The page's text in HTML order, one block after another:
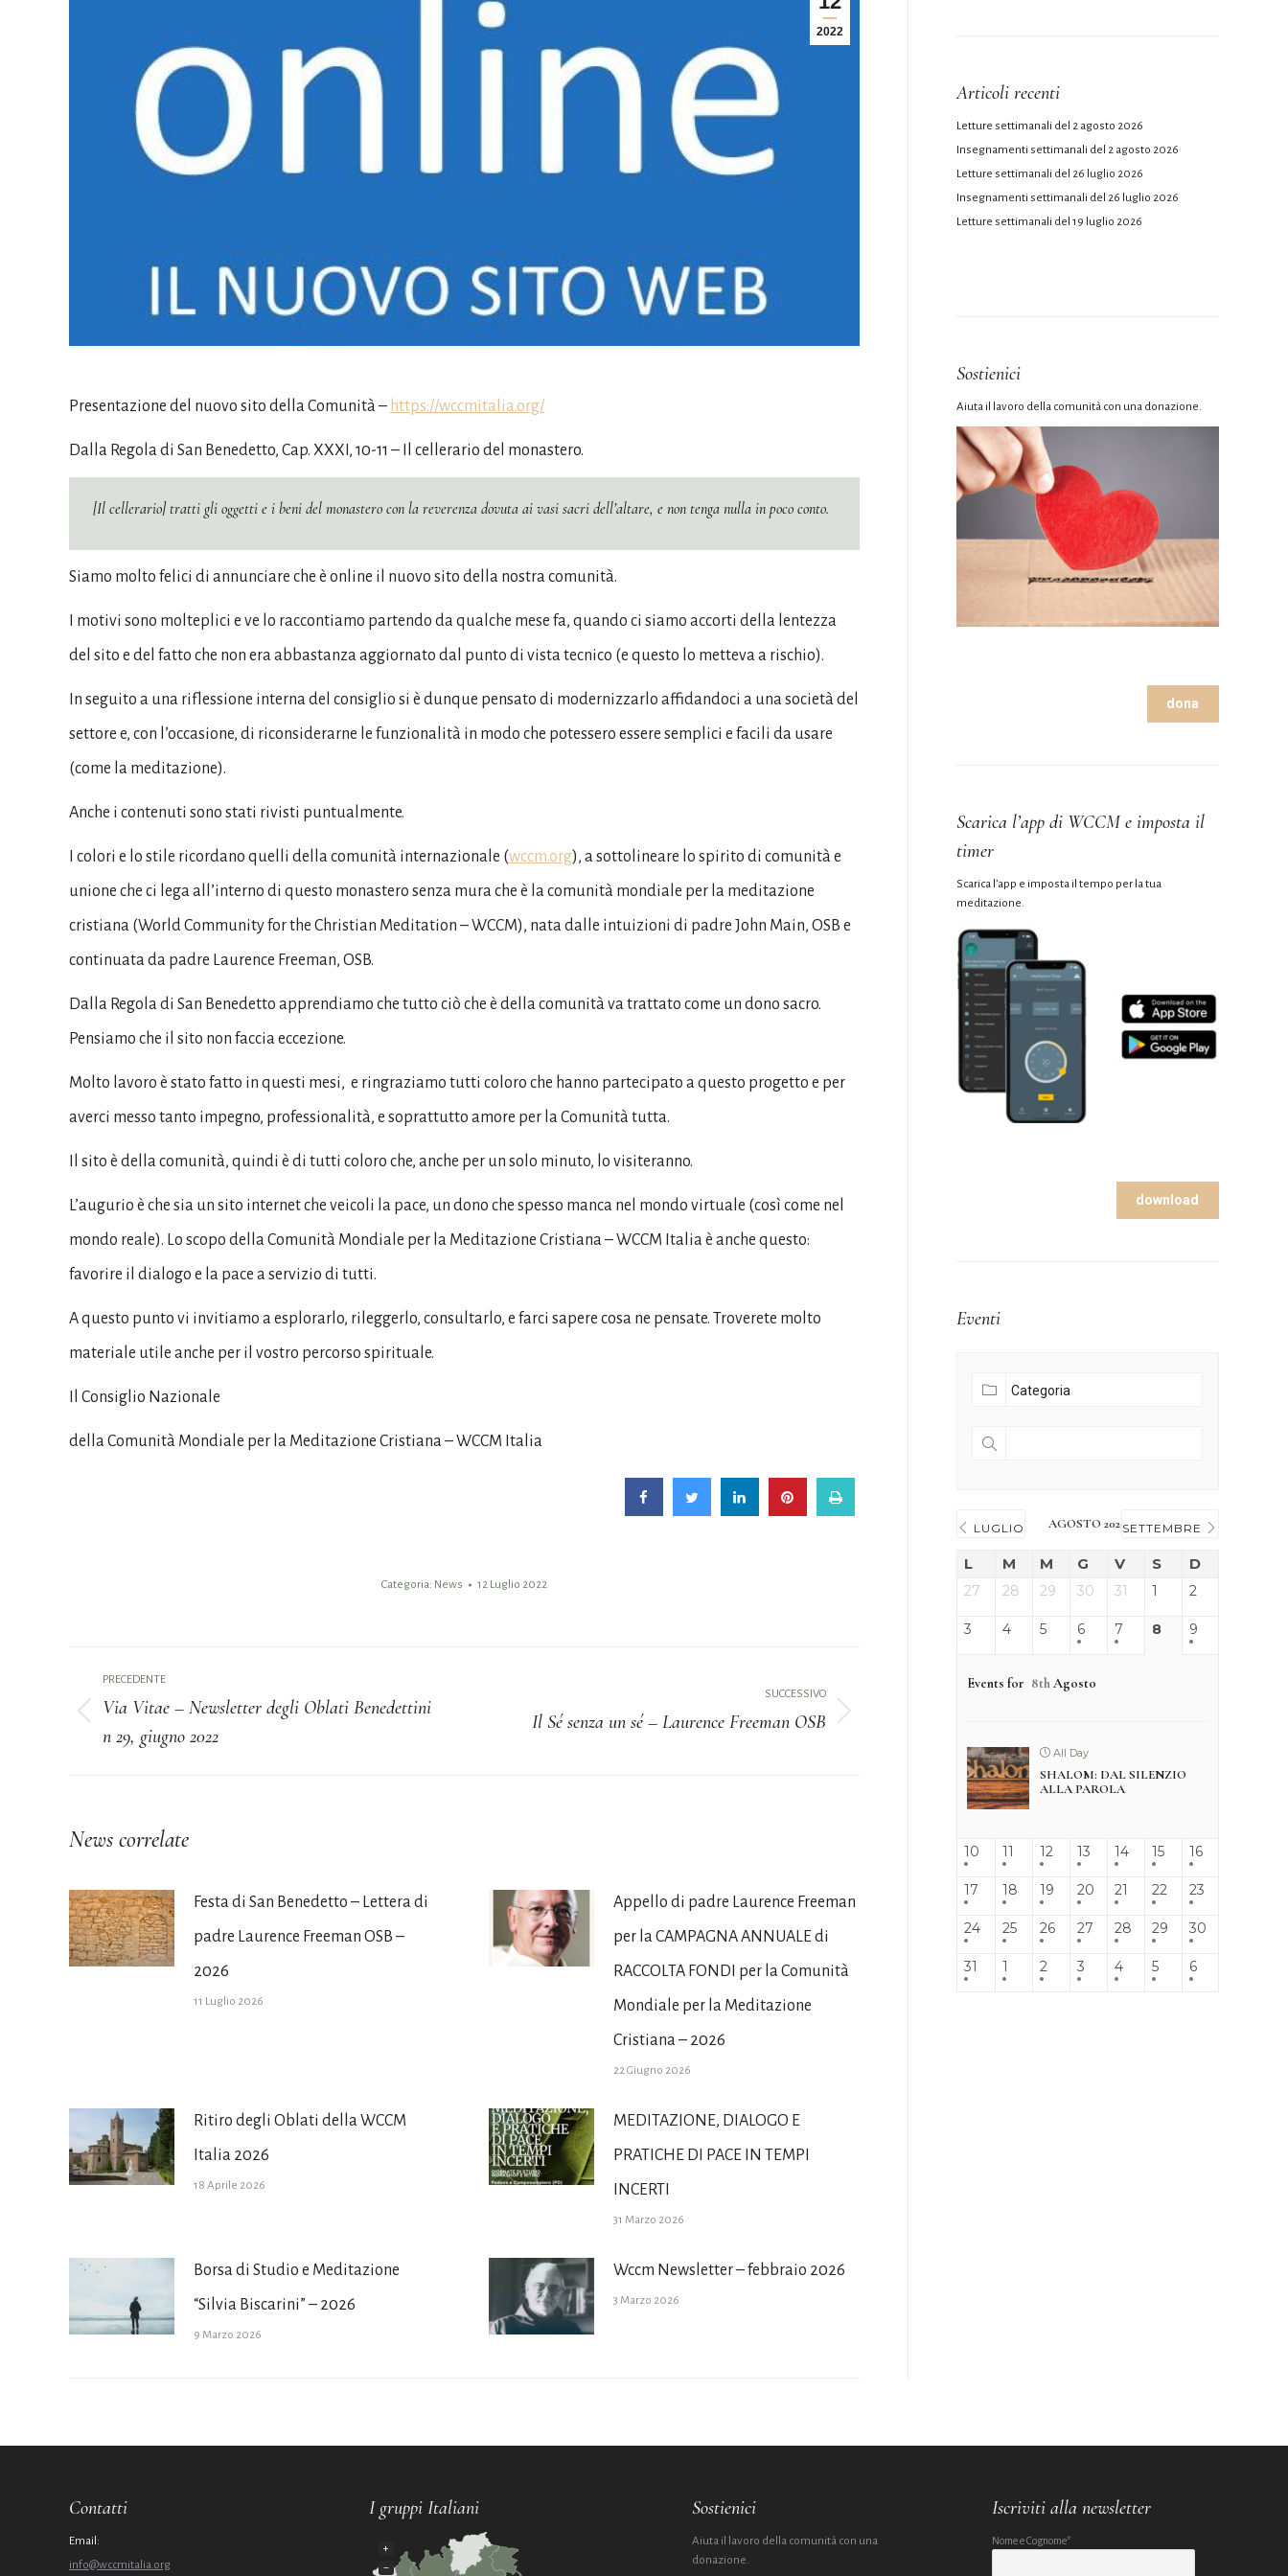
2022
Presentazione del nuovo sito della Comunità – https://wccmitalia.org/
Dalla Regola di San Benedetto, Cap. XXXI, 10-11 – Il cellerario del monastero.
[Il cellerario] tratti gli oggetti e i beni del monastero con la reverenza dovuta ai vasi sacri dell’altare, e non tenga nulla in poco conto.
Siamo molto felici di annunciare che è online il nuovo sito della nostra comunità.
I motivi sono molteplici e ve lo raccontiamo partendo da qualche mese fa, quando ci siamo accorti della lentezza
del sito e del fatto che non era abbastanza aggiornato dal punto di vista tecnico (e questo lo metteva a rischio).
In seguito a una riflessione interna del consiglio si è dunque pensato di modernizzarlo affidandoci a una società del
settore e, con l’occasione, di riconsiderarne le funzionalità in modo che potessero essere semplici e facili da usare
(come la meditazione).
Anche i contenuti sono stati rivisti puntualmente.
I colori e lo stile ricordano quelli della comunità internazionale (wccm.org), a sottolineare lo spirito di comunità e
unione che ci lega all’interno di questo monastero senza mura che è la comunità mondiale per la meditazione
cristiana (World Community for the Christian Meditation – WCCM), nata dalle intuizioni di padre John Main, OSB e
continuata da padre Laurence Freeman, OSB.
Dalla Regola di San Benedetto apprendiamo che tutto ciò che è della comunità va trattato come un dono sacro.
Pensiamo che il sito non faccia eccezione.
Molto lavoro è stato fatto in questi mesi, e ringraziamo tutti coloro che hanno partecipato a questo progetto e per
averci messo tanto impegno, professionalità, e soprattutto amore per la Comunità tutta.
Il sito è della comunità, quindi è di tutti coloro che, anche per un solo minuto, lo visiteranno.
L’augurio è che sia un sito internet che veicoli la pace, un dono che spesso manca nel mondo virtuale (così come nel
mondo reale). Lo scopo della Comunità Mondiale per la Meditazione Cristiana – WCCM Italia è anche questo:
favorire il dialogo e la pace a servizio di tutti.
A questo punto vi invitiamo a esplorarlo, rileggerlo, consultarlo, e farci sapere cosa ne pensate. Troverete molto
materiale utile anche per il vostro percorso spirituale.
Il Consiglio Nazionale
della Comunità Mondiale per la Meditazione Cristiana – WCCM Italia
Categoria: News 12 Luglio 2022
Naviga
tra
PRECEDENTE
Via Vitae – Newsletter degli Oblati Benedettini
n 29, giugno 2022
SUCCESSIVO
ProssimoIl Sé senza un sé – Laurence Freeman OSB
News correlate
Festa di San Benedetto – Lettera di
padre Laurence Freeman OSB –
2026
11 Luglio 2026
Appello di padre Laurence Freeman
per la CAMPAGNA ANNUALE di
RACCOLTA FONDI per la Comunità
Mondiale per la Meditazione
Cristiana – 2026
22 Giugno 2026
Ritiro degli Oblati della WCCM
Italia 2026
18 Aprile 2026
MEDITAZIONE, DIALOGO E
PRATICHE DI PACE IN TEMPI
INCERTI
31 Marzo 2026
Borsa di Studio e Meditazione
“Silvia Biscarini” – 2026
9 Marzo 2026
Wccm Newsletter – febbraio 2026
3 Marzo 2026
Articoli recenti
Letture settimanali del 2 agosto 2026
Insegnamenti settimanali del 2 agosto 2026
Letture settimanali del 26 luglio 2026
Insegnamenti settimanali del 26 luglio 2026
Letture settimanali del 19 luglio 2026
Sostienici
Aiuta il lavoro della comunità con una donazione.
dona
Scarica l’app di WCCM e imposta il
timer
Scarica l’app e imposta il tempo per la tua
meditazione.
download
Eventi
LUGLIO AGOSTO 2026SETTEMBRE
L M M G V S D
27 28 29 30 31 1 2
3 4 5 6 7 8 9
Events for 8thAgosto
All Day
SHALOM: DAL SILENZIO
ALLA PAROLA
10 11 12 13 14 15 16
17 18 19 20 21 22 23
24 25 26 27 28 29 30
31 1 2 3 4 5 6
Contatti
Email:
info@wccmitalia.org
I gruppi Italiani
+
−
Sostienici
Aiuta il lavoro della comunità con una
donazione.
Iscriviti alla newsletter
Nome e Cognome*